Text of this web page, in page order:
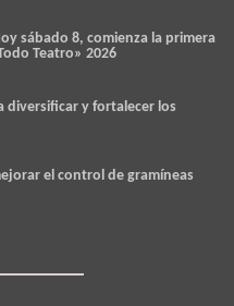
sábado 8, comienza la primera
Teatro» 2026
diversificar y fortalecer los
el control de gramíneas